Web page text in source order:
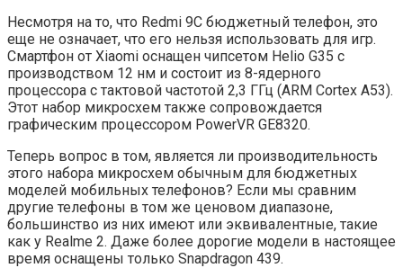
Несмотря на то, что Redmi 9C бюджетный телефон, это
еще не означает, что его нельзя использовать для игр.
Смартфон от Xiaomi оснащен чипсетом Helio G35 с
производством 12 нм и состоит из 8-ядерного
процессора с тактовой частотой 2,3 ГГц (ARM Cortex A53).
Этот набор микросхем также сопровождается
графическим процессором PowerVR GE8320.
Теперь вопрос в том, является ли производительность
этого набора микросхем обычным для бюджетных
моделей мобильных телефонов? Если мы сравним
другие телефоны в том же ценовом диапазоне,
большинство из них имеют или эквивалентные, такие
как у Realme 2. Даже более дорогие модели в настоящее
время оснащены только Snapdragon 439.